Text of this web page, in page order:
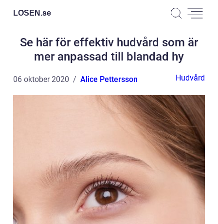
LOSEN.se
Se här för effektiv hudvård som är
mer anpassad till blandad hy
06 oktober 2020 Alice Pettersson Hudvård